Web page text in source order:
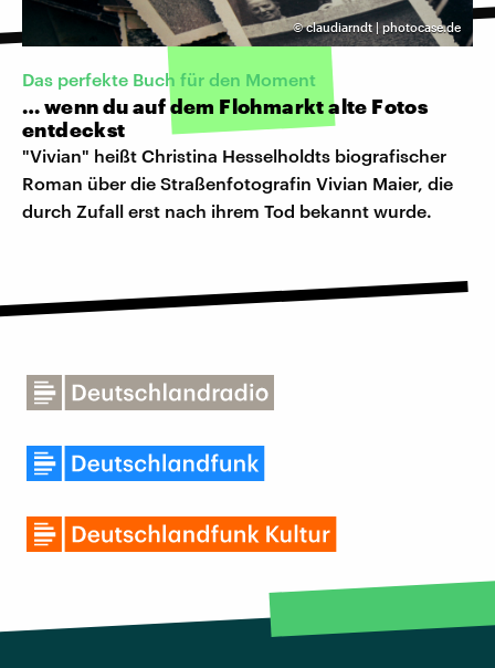
©claudiarndt | photocase.de
Das perfekte Buch für den Moment
… wenn du auf dem Flohmarkt alte Fotos
entdeckst
"Vivian" heißt Christina Hesselholdts biografischer
Roman über die Straßenfotografin Vivian Maier, die
durch Zufall erst nach ihrem Tod bekannt wurde.